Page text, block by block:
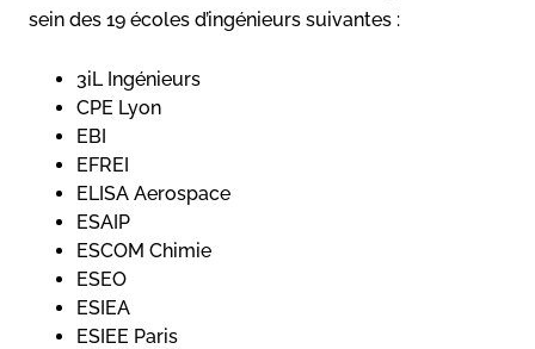
sein des 19 écoles d’ingénieurs suivantes :
3iL Ingénieurs
CPE Lyon
EBI
EFREI
ELISA Aerospace
ESAIP
ESCOM Chimie
ESEO
ESIEA
ESIEE Paris